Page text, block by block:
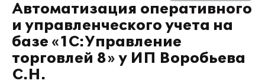
Автоматизация оперативного
и управленческого учета на
базе «1С:Управление
торговлей 8» у ИП Воробьева
С.Н.